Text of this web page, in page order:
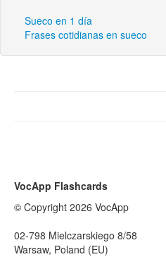
Sueco en 1 día
Frases cotidianas en sueco
VocApp Flashcards
© Copyright 2026 VocApp
02-798 Mielczarskiego 8/58
Warsaw, Poland (EU)